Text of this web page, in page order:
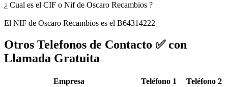
¿ Cual es el CIF o Nif de Oscaro Recambios ?
El NIF de Oscaro Recambios es el B64314222
Otros Telefonos de Contacto ✅ con
Llamada Gratuita
Empresa Teléfono 1
Teléfono 2